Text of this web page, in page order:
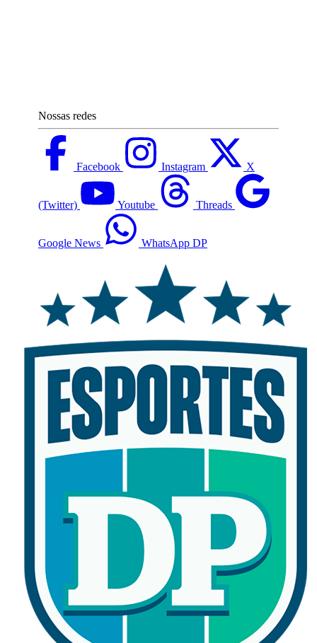
Nossas redes
Facebook Instagram X
(Twitter) Youtube Threads
Google News WhatsApp DP